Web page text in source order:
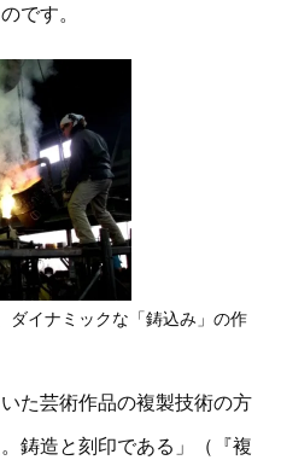
です。
ダイナミックな「鋳込み」の作
た芸術作品の複製技術の方
鋳造と刻印である」（『複